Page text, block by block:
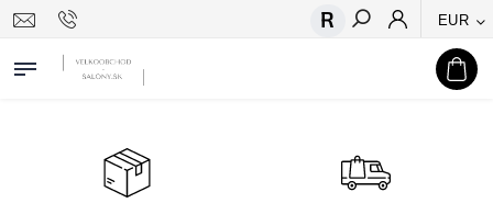
EUR
Hľadať